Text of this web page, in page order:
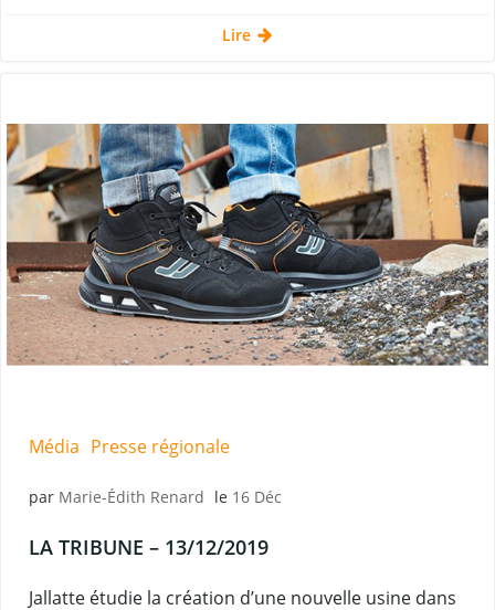
Lire
Média Presse régionale
par Marie-Édith Renard le 16 Déc
LA TRIBUNE – 13/12/2019
Jallatte étudie la création d’une nouvelle usine dans